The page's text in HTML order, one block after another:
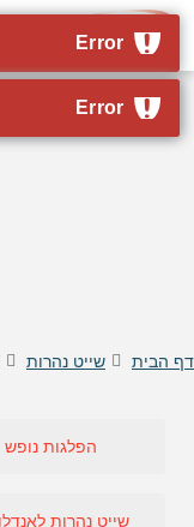
דף הבית שייט נהרות
הפלגות נופש
שייט נהרות